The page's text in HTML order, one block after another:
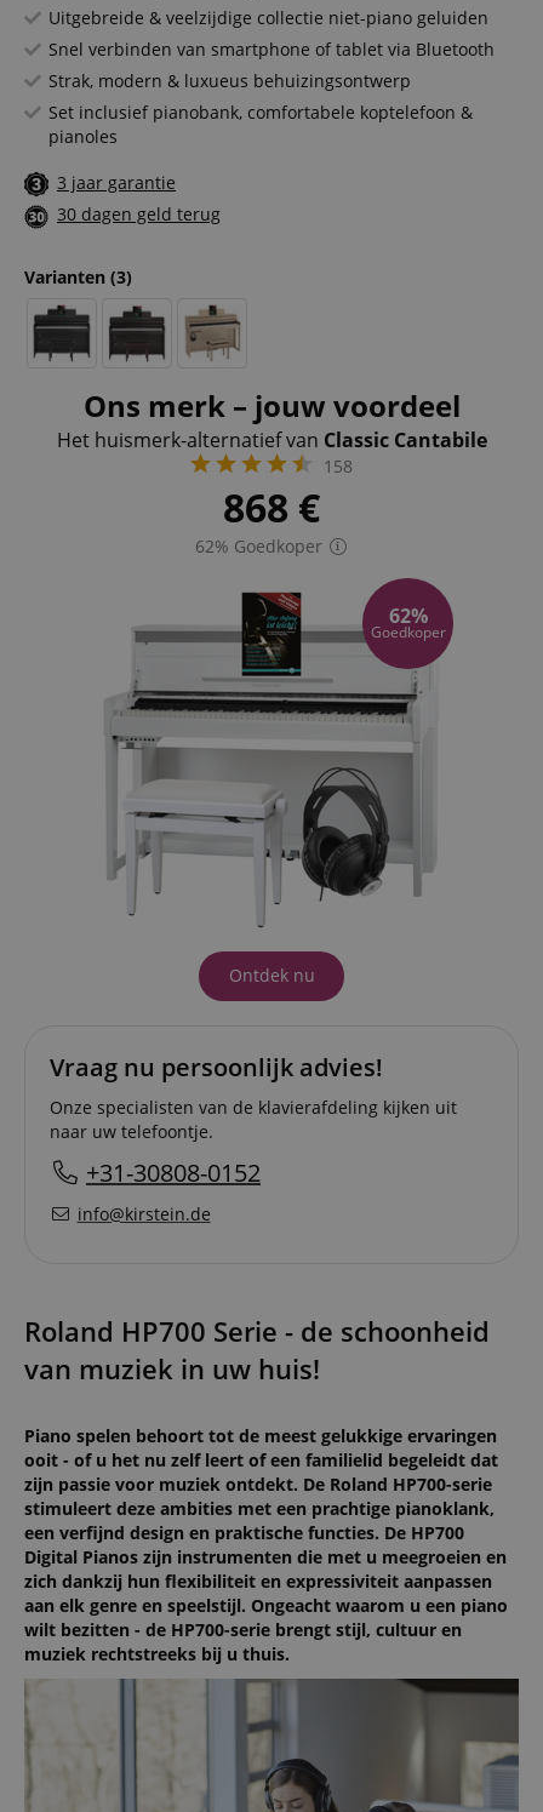
Uitgebreide & veelzijdige collectie niet-piano geluiden
Snel verbinden van smartphone of tablet via Bluetooth
Strak, modern & luxueus behuizingsontwerp
Set inclusief pianobank, comfortabele koptelefoon &
pianoles
3 jaar garantie
30 dagen geld terug
Varianten (3)
Ons merk – jouw voordeel
Het huismerk-alternatief van Classic Cantabile
158
868 €
62% Goedkoper
62%
Goedkoper
Ontdek nu
Vraag nu persoonlijk advies!
Onze specialisten van de klavierafdeling kijken uit
naar uw telefoontje.
+31-30808-0152
info@kirstein.de
Roland HP700 Serie - de schoonheid
van muziek in uw huis!
Piano spelen behoort tot de meest gelukkige ervaringen
ooit - of u het nu zelf leert of een familielid begeleidt dat
zijn passie voor muziek ontdekt. De Roland HP700-serie
stimuleert deze ambities met een prachtige pianoklank,
een verfijnd design en praktische functies. De HP700
Digital Pianos zijn instrumenten die met u meegroeien en
zich dankzij hun flexibiliteit en expressiviteit aanpassen
aan elk genre en speelstijl. Ongeacht waarom u een piano
wilt bezitten - de HP700-serie brengt stijl, cultuur en
muziek rechtstreeks bij u thuis.